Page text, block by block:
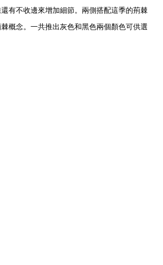
有不收邊來增加細節。兩側搭配這季的荊棘
概念。一共推出灰色和黑色兩個顏色可供選